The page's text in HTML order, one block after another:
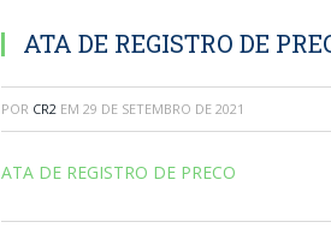
ATA DE REGISTRO DE
POR CR2 EM 29 DE SETEMBRO DE 2021
ATA DE REGISTRO DE PRECO